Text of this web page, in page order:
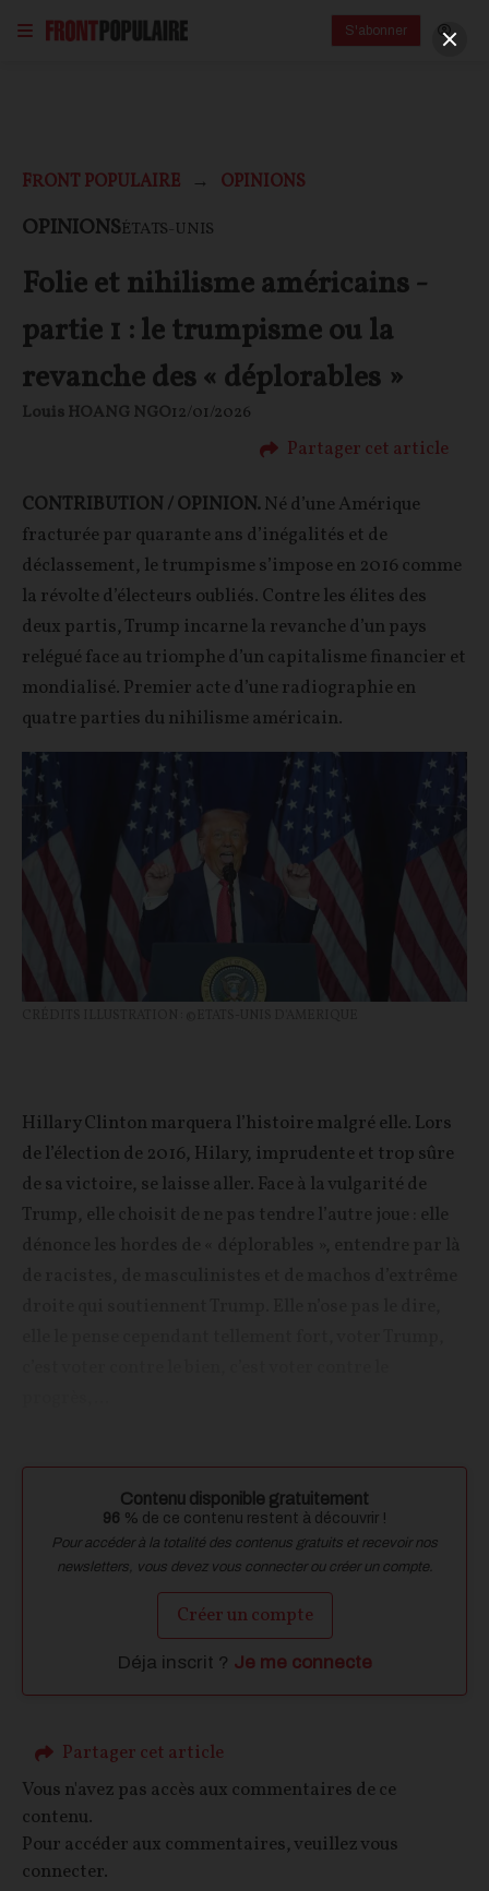
S'abonner
FRONT POPULAIRE OPINIONS
OPINIONSÉTATS-UNIS
Folie et nihilisme américains -
partie 1 : le trumpisme ou la
revanche des « déplorables »
Louis HOANG NGO12/01/2026
Partager cet article
CONTRIBUTION / OPINION.Né d’une Amérique
fracturée par quarante ans d’inégalités et de
déclassement, le trumpisme s’impose en 2016 comme
la révolte d’électeurs oubliés. Contre les élites des
deux partis, Trump incarne la revanche d’un pays
relégué face au triomphe d’un capitalisme financier et
mondialisé. Premier acte d’une radiographie en
quatre parties du nihilisme américain.
Hillary Clinton marquera l’histoire malgré elle. Lors
de l’élection de 2016, Hilary, imprudente et trop sûre
de sa victoire, se laisse aller. Face à la vulgarité de
Trump, elle choisit de ne pas tendre l’autre joue : elle
Contenu disponible gratuitement
96 % de ce contenu restent à découvrir !
Pour accéder à la totalité des contenus gratuits et recevoir nos
newsletters, vous devez vous connecter ou créer un compte.
Créer un compte
Déja inscrit ? Je me connecte
Partager cet article
Vous n'avez pas accès aux commentaires de ce
contenu.
Pour accéder aux commentaires, veuillez vous
connecter.